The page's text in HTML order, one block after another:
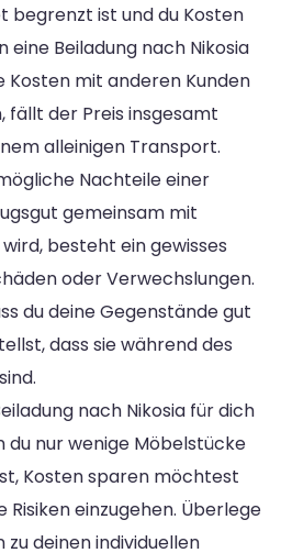
begrenzt ist und du Kosten
Beiladung nach Nikosia
Kosten mit anderen Kunden
der Preis insgesamt
alleinigen Transport.
Nachteile einer
gemeinsam mit
besteht ein gewisses
oder Verwechslungen.
du deine Gegenstände gut
dass sie während des
nach Nikosia für dich
du nur wenige Möbelstücke
Kosten sparen möchtest
Risiken einzugehen. Überlege
deinen individuellen